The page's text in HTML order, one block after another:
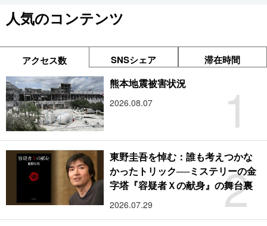
人気のコンテンツ
アクセス数 SNSシェア 滞在時間
1
熊本地震被害状況
2026.08.07
2
東野圭吾を悼む：誰も考えつかな
かったトリック──ミステリーの金
字塔『容疑者Ｘの献身』の舞台裏
2026.07.29